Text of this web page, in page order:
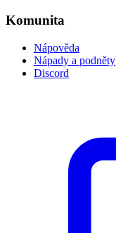
Komunita
Nápověda
Nápady a podněty
Discord